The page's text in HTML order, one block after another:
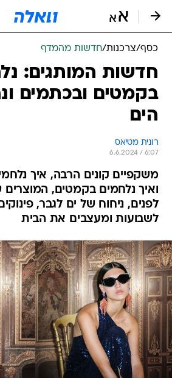
כסף/צרכנות/חדשות מהמדף
חדשות המותגים:
בקמטים ובכתמים
הים
רונית מטיאס
6.6.2024 / 6:07
משקפיים קונים הרבה, איך
ואיך נלחמים בקמטים, המוצרים
לפנים, ניחוח של ים לגבר,
לשבועות ומעצבים את הבית